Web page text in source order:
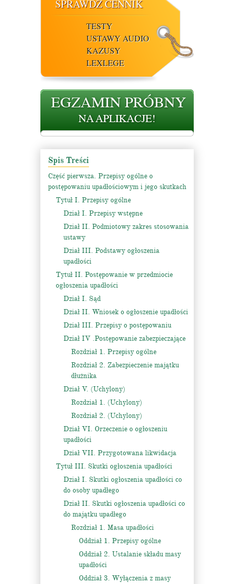
SPRAWDŹ CENNIK
TESTY
USTAWY AUDIO
KAZUSY
LEXLEGE
Spis Treści
Część pierwsza. Przepisy ogólne o
postępowaniu upadłościowym i jego skutkach
Tytuł I. Przepisy ogólne
Dział I. Przepisy wstępne
Dział II. Podmiotowy zakres stosowania
ustawy
Dział III. Podstawy ogłoszenia
upadłości
Tytuł II. Postępowanie w przedmiocie
ogłoszenia upadłości
Dział I. Sąd
Dział II. Wniosek o ogłoszenie upadłości
Dział III. Przepisy o postępowaniu
Dział IV .Postępowanie zabezpieczające
Rozdział 1. Przepisy ogólne
Rozdział 2. Zabezpieczenie majątku
dłużnika
Dział V. (Uchylony)
Rozdział 1. (Uchylony)
Rozdział 2. (Uchylony)
Dział VI. Orzeczenie o ogłoszeniu
upadłości
Dział VII. Przygotowana likwidacja
Tytuł III. Skutki ogłoszenia upadłości
Dział I. Skutki ogłoszenia upadłości co
do osoby upadłego
Dział II. Skutki ogłoszenia upadłości co
do majątku upadłego
Rozdział 1. Masa upadłości
Oddział 1. Przepisy ogólne
Oddział 2. Ustalanie składu masy
upadłości
Oddział 3. Wyłączenia z masy